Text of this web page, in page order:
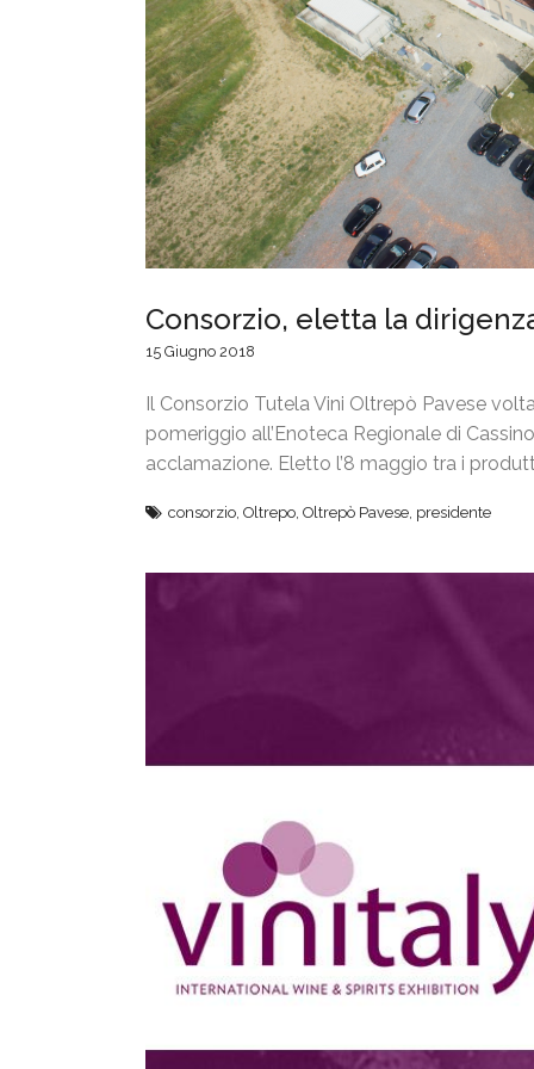
Consorzio, eletta la
15 Giugno 2018
Il Consorzio Tutela Vini Oltrepò Pavese
pomeriggio all’Enoteca Regionale di
acclamazione. Eletto l’8 maggio tra i
consorzio, Oltrepo, Oltrepò Pavese, presidente